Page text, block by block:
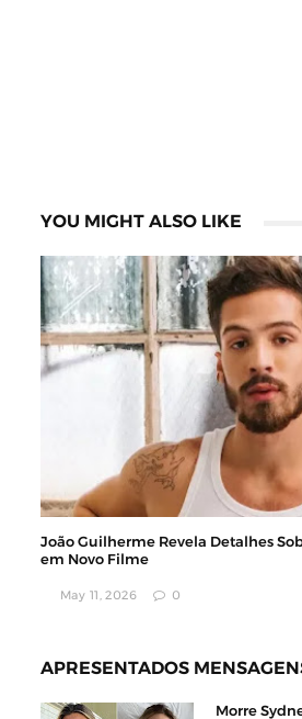
YOU MIGHT ALSO LIKE
João Guilherme Revela Detalhes
em Novo Filme
May 11, 2026 0
APRESENTADOS
Morre